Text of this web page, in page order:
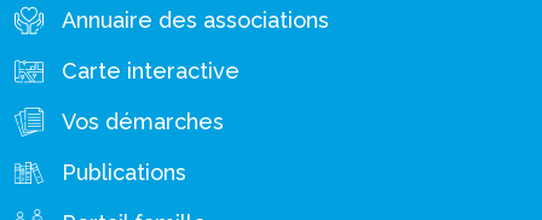
Annuaire des associations
Carte interactive
Vos démarches
Publications